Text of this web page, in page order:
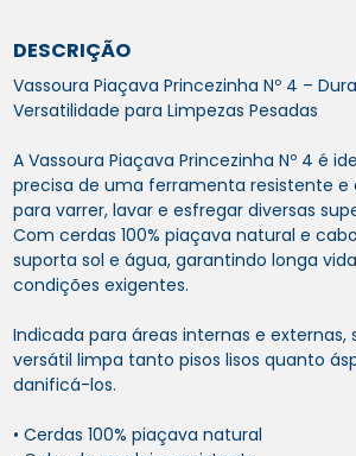
DESCRIÇÃO
Vassoura Piaçava Princezinha Nº 4 –
Versatilidade para Limpezas Pesadas
A Vassoura Piaçava Princezinha Nº 4 é
precisa de uma ferramenta resistente
para varrer, lavar e esfregar diversas
Com cerdas 100% piaçava natural e
suporta sol e água, garantindo longa
condições exigentes.
Indicada para áreas internas e externas,
versátil limpa tanto pisos lisos quanto
danificá-los.
• Cerdas 100% piaçava natural